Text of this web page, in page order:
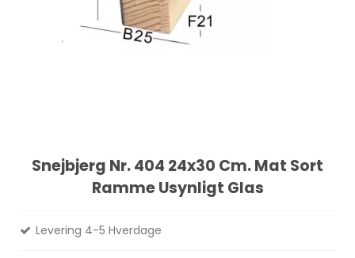
Snejbjerg Nr. 404 24x30 Cm. Mat Sort
Ramme Usynligt Glas
Levering 4-5 Hverdage